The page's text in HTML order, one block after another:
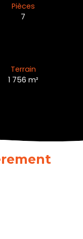
Pièces
7
Terrain
1 756 m²